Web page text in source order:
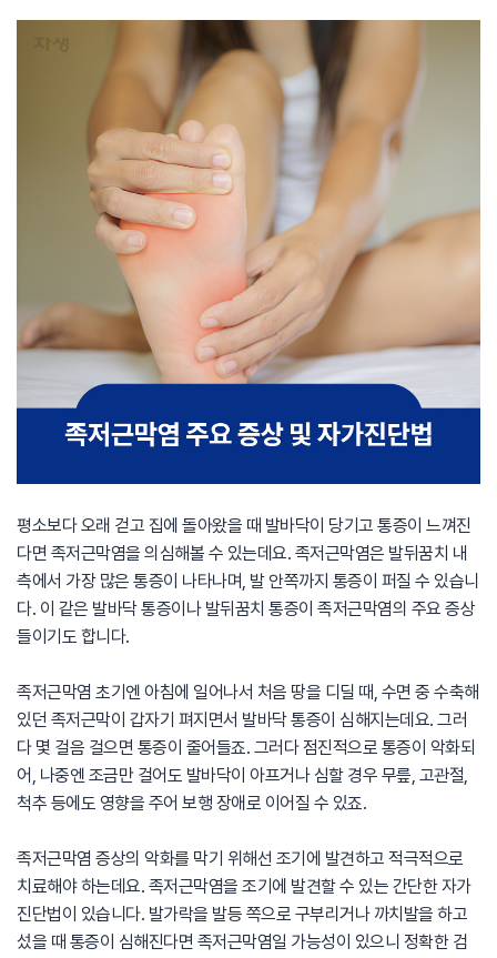
평소보다 오래 걷고 집에 돌아왔을 때 발바닥이 당기고 통증이 느껴진
다면 족저근막염을 의심해볼 수 있는데요. 족저근막염은 발뒤꿈치 내
측에서 가장 많은 통증이 나타나며, 발 안쪽까지 통증이 퍼질 수 있습니
다. 이 같은 발바닥 통증이나 발뒤꿈치 통증이 족저근막염의 주요 증상
들이기도 합니다.
족저근막염 초기엔 아침에 일어나서 처음 땅을 디딜 때, 수면 중 수축해
있던 족저근막이 갑자기 펴지면서 발바닥 통증이 심해지는데요. 그러
다 몇 걸음 걸으면 통증이 줄어들죠. 그러다 점진적으로 통증이 악화되
어, 나중엔 조금만 걸어도 발바닥이 아프거나 심할 경우 무릎, 고관절,
척추 등에도 영향을 주어 보행 장애로 이어질 수 있죠.
족저근막염 증상의 악화를 막기 위해선 조기에 발견하고 적극적으로
치료해야 하는데요. 족저근막염을 조기에 발견할 수 있는 간단한 자가
진단법이 있습니다. 발가락을 발등 쪽으로 구부리거나 까치발을 하고
섰을 때 통증이 심해진다면 족저근막염일 가능성이 있으니 정확한 검